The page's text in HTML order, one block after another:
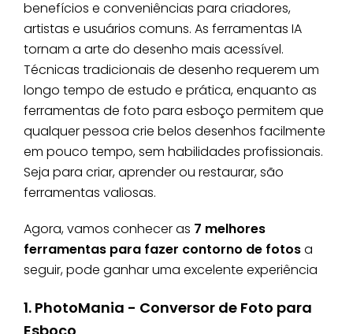
benefícios e conveniências para criadores,
artistas e usuários comuns. As ferramentas IA
tornam a arte do desenho mais acessível.
Técnicas tradicionais de desenho requerem um
longo tempo de estudo e prática, enquanto as
ferramentas de foto para esboço permitem que
qualquer pessoa crie belos desenhos facilmente
em pouco tempo, sem habilidades profissionais.
Seja para criar, aprender ou restaurar, são
ferramentas valiosas.
Agora, vamos conhecer as 7 melhores
ferramentas para fazer contorno de fotosa
seguir, pode ganhar uma excelente experiência
1. PhotoMania - Conversor de Foto para